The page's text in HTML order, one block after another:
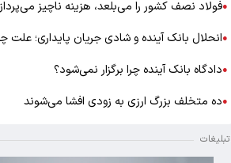
●فولاد نصف کشور را می‌بلعد، هزینه ناچیز
●انحلال بانک آینده و شادی جریان پایداری؛
●دادگاه بانک آینده چرا برگزار نمی‌شود؟
●ده متخلف بزرگ ارزی به زودی افشا می‌شوند
تبلیغات